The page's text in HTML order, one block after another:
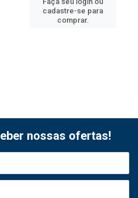
cadastre-se para
comprar.
nossas ofertas!